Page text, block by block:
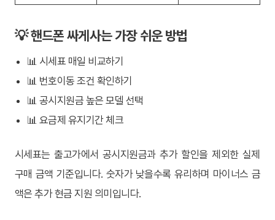
💡 핸드폰 싸게사는 가장 쉬운 방법
📊 시세표 매일 비교하기
📊 번호이동 조건 확인하기
📊 공시지원금 높은 모델 선택
📊 요금제 유지기간 체크
시세표는 출고가에서 공시지원금과 추가 할인을 제외한 실제
구매 금액 기준입니다. 숫자가 낮을수록 유리하며 마이너스 금
액은 추가 현금 지원 의미입니다.